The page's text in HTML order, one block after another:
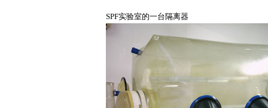
SPF实验室的一台隔离器